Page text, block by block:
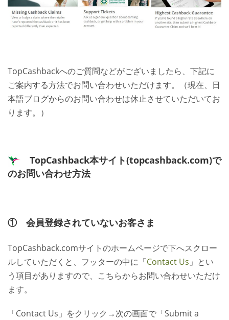
人気ショップご利用ガイド
よくあるご質問
ブログ
TopCashbackへのご質問などがございましたら、下記に
ご案内する方法でお問い合わせいただけます。（現在、日
本語ブログからのお問い合わせは休止させていただいてお
ります。）
TopCashback本サイト(topcashback.com)で
のお問い合わせ方法
① 会員登録されていないお客さま
TopCashback.comサイトのホームページで下へスクロー
ルしていただくと、フッターの中に「Contact Us 」とい
う項目がありますので、こちらからお問い合わせいただけ
ます。
「Contact Us」をクリック→次の画面で「Submit a